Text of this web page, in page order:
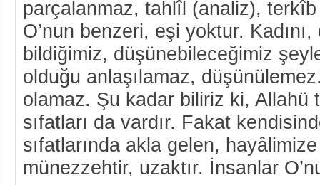
parçalanmaz, tahlîl (analiz),
O’nun benzeri, eşi yoktur.
bildiğimiz, düşünebileceğimiz
olduğu anlaşılamaz,
olamaz. Şu kadar biliriz ki, Allahü
sıfatları da vardır. Fakat
sıfatlarında akla gelen,
münezzehtir, uzaktır. İnsanlar